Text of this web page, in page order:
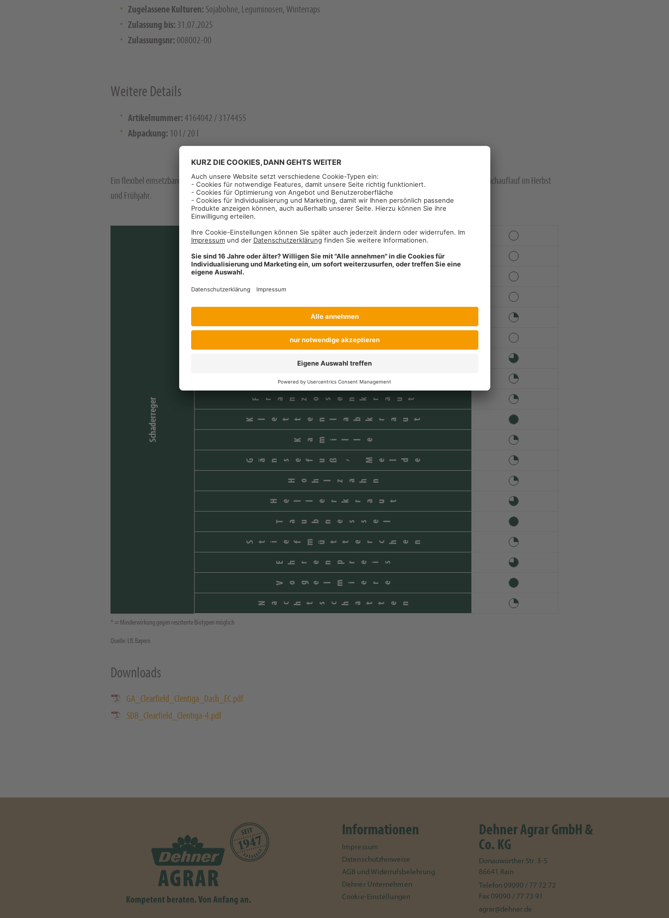
Zugelassene Kulturen: Sojabohne, Leguminosen, Winterraps
Zulassung bis: 31.07.2025
Zulassungsnr: 008002-00
Weitere Details
Artikelnummer:4164042 / 3174455
Abpackung: 10 l / 20 l
Ein flexibel einsetzbares Kombinationsprodukt für die Bekämpfung von Unkräutern und aufgelaufenem Ausfallgetreide im Nachauflauf im Herbst
und Frühjahr.
Schaderreger
Nachtschatten
Vogelmiere
Ehrenpreis
Stiefmütterchen
Taubnessel
Hellerkraut
Hohlzahn
Gänsefuß, Melde
Kamille
Klettenlabkraut
Franzosenkraut
Amarant
Windenknöterich
Hirsearten
Ausfallgetreide
Jährige Rispe
Ackerfuchsschwanz
* = Minderwirkung gegen resistente Biotypen möglich
Quelle: LfL Bayern
Downloads
GA_Clearfield_Clentiga_Dash_EC.pdf
SDB_Clearfield_Clentiga-4.pdf
Informationen
Impressum
Datenschutzhinweise
AGB und Widerrufsbelehrung
Dehner Unternehmen
Cookie-Einstellungen
Dehner Agrar GmbH &
Co. KG
Donauwörther Str. 3-5
86641 Rain
Telefon 09090 / 77 72 72
Fax 09090 / 77 73 91
agrar@dehner.de